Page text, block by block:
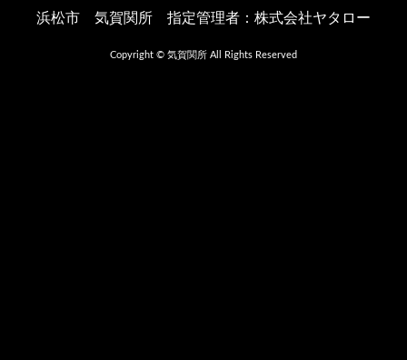
浜松市 気賀関所 指定管理者：株式会社ヤタロー
Copyright © 気賀関所 All Rights Reserved